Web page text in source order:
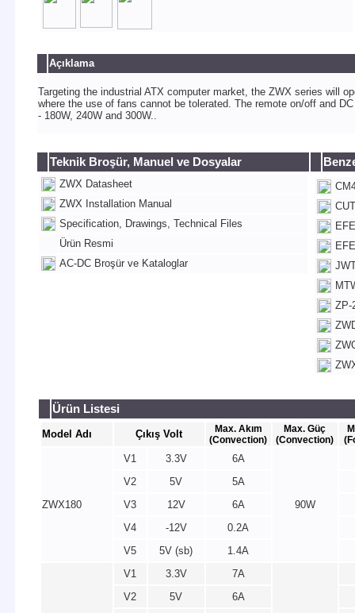
Açıklama
Targeting the industrial ATX computer market, the ZWX series will
where the use of fans cannot be tolerated. The remote on/off and
- 180W, 240W and 300W..
Teknik Broşür, Manuel ve Dosyalar
ZWX Datasheet
ZWX Installation Manual
Specification, Drawings, Technical Files
Ürün Resmi
AC-DC Broşür ve Kataloglar
ZP-
Ürün Listesi
Model Adı Çıkış Volt
Max. Akım
(Convection)
Max. Güç
(Convection)
ZWX180
V1 3.3V 6A
90W
V2 5V
5A
V3
12V
6A
V4
-12V
0.2A
V5
5V (sb) 1.4A
V1 3.3V 7A
V2 5V
6A